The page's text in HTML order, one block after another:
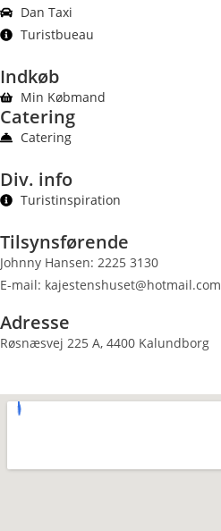
Dan Taxi
Turistbueau
Indkøb
Min Købmand
Catering
Catering
Div. info
Turistinspiration
Tilsynsførende
Johnny Hansen: 2225 3130
E-mail: kajestenshuset@hotmail.com
Adresse
Røsnæsvej 225 A, 4400 Kalundborg